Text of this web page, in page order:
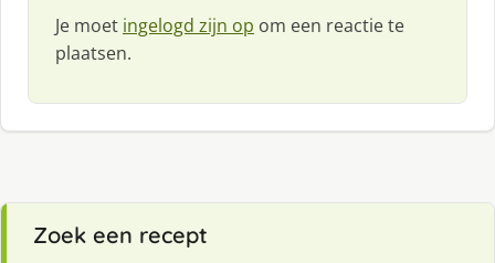
Je moet ingelogd zijn op om een reactie te
plaatsen.
Zoek een recept